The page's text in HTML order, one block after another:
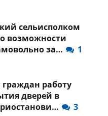
сельисполком
возможности
за…
1
граждан работу
дверей в
3